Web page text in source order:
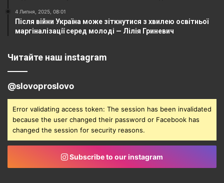
4 Липня, 2025, 08:01
Після війни Україна може зіткнутися з хвилею освітньої
маргіналізації серед молоді — Лілія Гриневич
Читайте наш instagram
@slovoproslovo
Error validating access token: The session has been invalidated
because the user changed their password or Facebook has
changed the session for security reasons.
Subscribe to our instagram